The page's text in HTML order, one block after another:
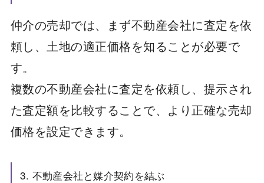
仲介の売却では、まず不動産会社に査定を依
頼し、土地の適正価格を知ることが必要で
す。
複数の不動産会社に査定を依頼し、提示され
た査定額を比較することで、より正確な売却
価格を設定できます。
3. 不動産会社と媒介契約を結ぶ